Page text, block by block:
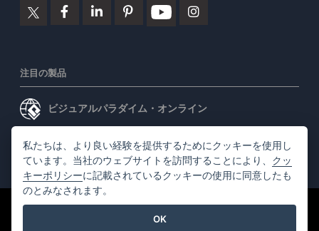
注目の製品
ビジュアルパラダイム・オンライン
ビジュアルパラダイムデスクトップ
©2026 by Visual Paradigm. 全ての権利を有する
私たちは、より良い経験を提供するためにクッキーを使用し
ています。当社のウェブサイトを訪問することにより、 クッ
キーポリシーに記載されているクッキーの使用に同意したも
のとみなされます。
OK